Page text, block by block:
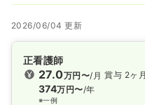
2026/06/04 更新
正看護師
27.0万円〜/月
374万円〜/年
※一例
賞与 2ヶ月